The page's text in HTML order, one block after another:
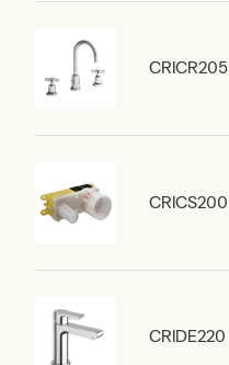
CRICR205
CRICS200
CRIDE220